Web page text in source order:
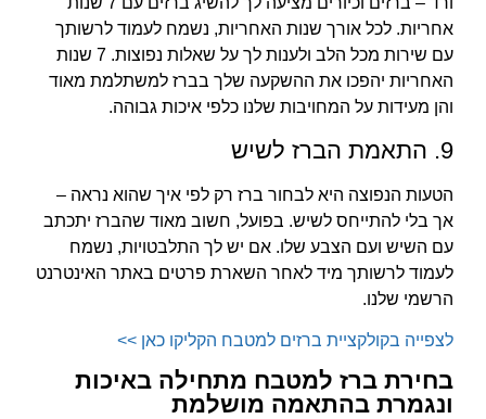
אחריות. לכל אורך שנות האחריות, נשמח לעמוד לרשותך
עם שירות מכל הלב ולענות לך על שאלות נפוצות. 7 שנות
האחריות יהפכו את ההשקעה שלך בברז למשתלמת מאוד
והן מעידות על המחויבות שלנו כלפי איכות גבוהה.
9. התאמת הברז לשיש
הטעות הנפוצה היא לבחור ברז רק לפי איך שהוא נראה –
אך בלי להתייחס לשיש. בפועל, חשוב מאוד שהברז יתכתב
עם השיש ועם הצבע שלו. אם יש לך התלבטויות, נשמח
לעמוד לרשותך מיד לאחר השארת פרטים באתר האינטרנט
הרשמי שלנו.
לצפייה בקולקציית ברזים למטבח הקליקו כאן >>
בחירת ברז למטבח מתחילה באיכות
ונגמרת בהתאמה מושלמת